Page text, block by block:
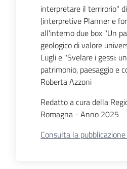
interpretare il terrirorio"
(interpretive Planner e
all'interno due box "Un
geologico di valore
Lugli e "Svelare i gessi:
patrimonio, paesaggio e
Roberta Azzoni
Redatto a cura della
Romagna - Anno 2025
Consulta la pubblicazione